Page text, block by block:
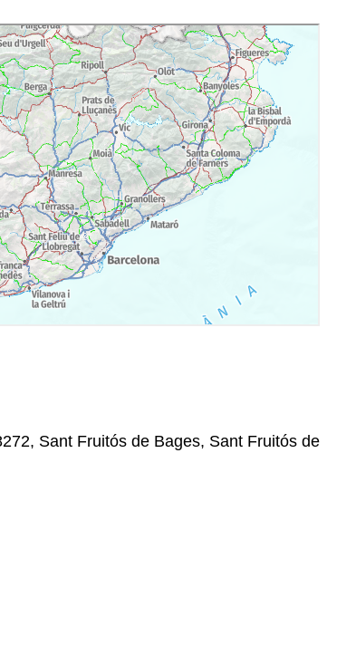
Sant Fruitós de Bages, Sant Fruitós de